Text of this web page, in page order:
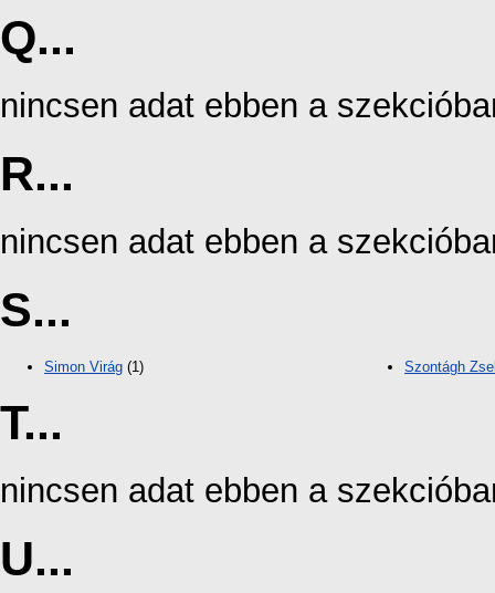
Q...
nincsen adat ebben a
R...
nincsen adat ebben a
S...
Simon Virág (1) Szontágh
T...
nincsen adat ebben a
U...